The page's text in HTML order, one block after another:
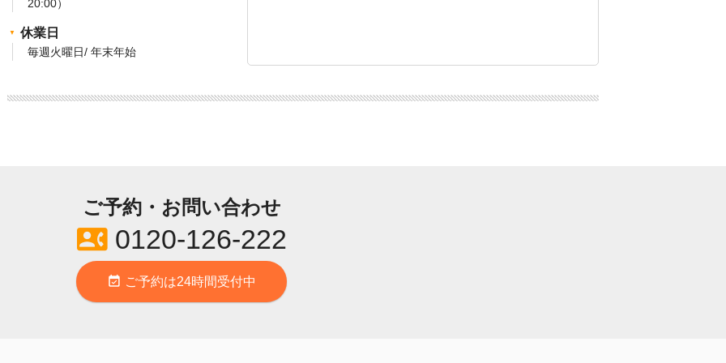
20:00）
休業日
毎週火曜日/ 年末年始
ご予約・お問い合わせ
contact_phone0120-126-222
event_available ご予約は24時間受付中